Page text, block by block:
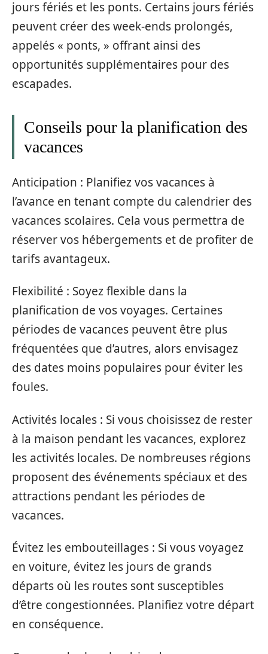
jours fériés et les ponts. Certains jours fériés
peuvent créer des week-ends prolongés,
appelés « ponts, » offrant ainsi des
opportunités supplémentaires pour des
escapades.
Conseils pour la planification des
vacances
Anticipation : Planifiez vos vacances à
l’avance en tenant compte du calendrier des
vacances scolaires. Cela vous permettra de
réserver vos hébergements et de profiter de
tarifs avantageux.
Flexibilité : Soyez flexible dans la
planification de vos voyages. Certaines
périodes de vacances peuvent être plus
fréquentées que d’autres, alors envisagez
des dates moins populaires pour éviter les
foules.
Activités locales : Si vous choisissez de rester
à la maison pendant les vacances, explorez
les activités locales. De nombreuses régions
proposent des événements spéciaux et des
attractions pendant les périodes de
vacances.
Évitez les embouteillages : Si vous voyagez
en voiture, évitez les jours de grands
départs où les routes sont susceptibles
d’être congestionnées. Planifiez votre départ
en conséquence.